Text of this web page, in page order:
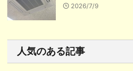
2026/7/9
人気のある記事